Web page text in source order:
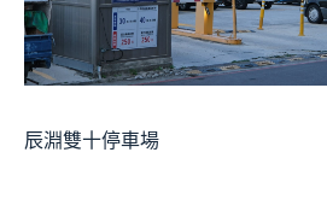
辰淵雙十停車場